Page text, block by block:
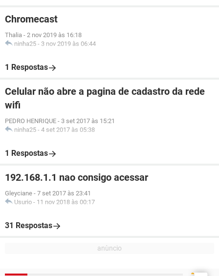
Chromecast
Thalia - 2 nov 2019 às 16:18
ninha25 - 3 nov 2019 às 06:44
1 Respostas
Celular não abre a pagina de cadastro da rede
wifi
PEDRO HENRIQUE - 3 set 2017 às 15:21
ninha25 - 4 set 2017 às 05:38
1 Respostas
192.168.1.1 nao consigo acessar
Gleyciane - 7 set 2017 às 23:41
Usurio - 11 nov 2018 às 00:17
31 Respostas